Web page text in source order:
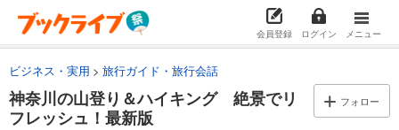
会員登録 ログイン メニュー
ビジネス・実用 旅行ガイド・旅行会話
神奈川の山登り＆ハイキング 絶景でリ
フレッシュ！最新版
フォロー